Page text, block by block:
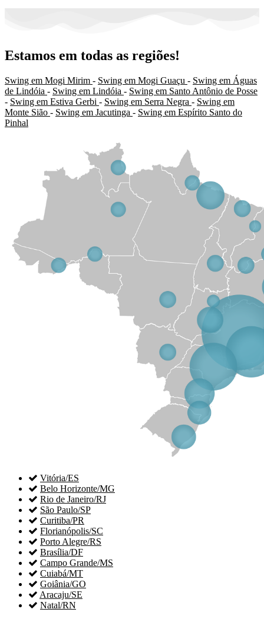
Estamos em todas as regiões!
Swing em Mogi Mirim - Swing em Mogi Guaçu - Swing em Águas
de Lindóia - Swing em Lindóia - Swing em Santo Antônio de Posse
- Swing em Estiva Gerbi - Swing em Serra Negra - Swing em
Monte Sião - Swing em Jacutinga - Swing em Espírito Santo do
Pinhal
 Vitória/ES
 Belo Horizonte/MG
 Rio de Janeiro/RJ
 São Paulo/SP
 Curitiba/PR
 Florianópolis/SC
 Porto Alegre/RS
 Brasília/DF
 Campo Grande/MS
 Cuiabá/MT
 Goiânia/GO
 Aracaju/SE
 Natal/RN